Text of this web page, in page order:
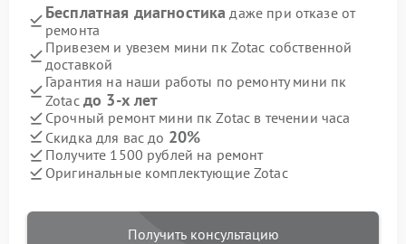
Бесплатная диагностика даже при отказе от
ремонта
Привезем и увезем мини пк Zotac собственной
доставкой
Гарантия на наши работы по ремонту мини пк
Zotac до 3-х лет
Срочный ремонт мини пк Zotac в течении часа
Скидка для вас до 20%
Получите 1500 рублей на ремонт
Оригинальные комплектующие Zotac
Получить консультацию